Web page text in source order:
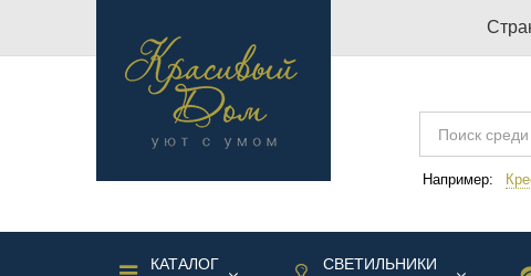
Например:
КАТАЛОГ
СВЕТИЛЬНИКИ